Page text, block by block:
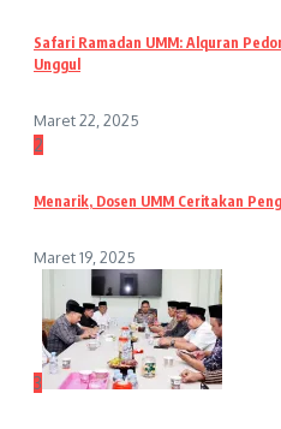
Safari Ramadan UMM: Alquran
Unggul
Maret 22, 2025
2
Menarik, Dosen UMM Ceritakan
Maret 19, 2025
3